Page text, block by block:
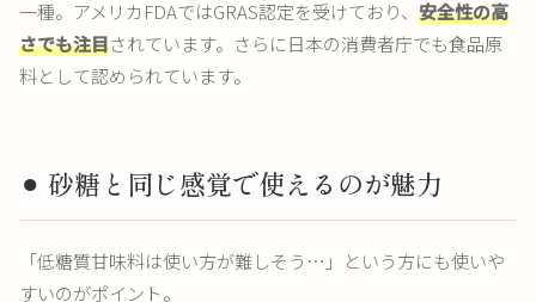
一種。アメリカFDAではGRAS認定を受けており、 安全性の高
さでも注目されています。さらに日本の消費者庁でも食品原
料として認められています。
⚫︎ 砂糖と同じ感覚で使えるのが魅力
「低糖質甘味料は使い方が難しそう…」という方にも使いや
すいのがポイント。